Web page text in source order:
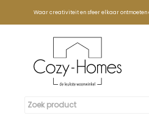
Waar creativiteit en sfeer elkaar ontmoeten